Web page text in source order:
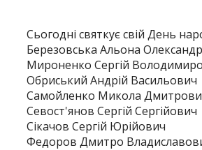
Сьогодні святкує свій День
Березовська Альона
Мироненко Сергій
Обриський Андрій Васильович
Самойленко Микола
Севост'янов Сергій Сергійович
Сікачов Сергій Юрійович
Федоров Дмитро